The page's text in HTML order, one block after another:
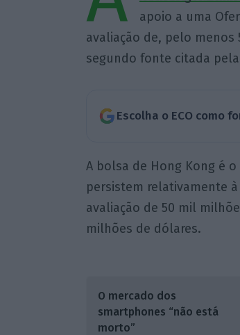
apoio a uma
avaliação de, pelo
segundo fonte citada pela
Escolha o ECO como
A bolsa de Hong Kong é
persistem relativamente
avaliação de 50 mil
milhões de dólares.
O mercado dos
smartphones “não está
morto”